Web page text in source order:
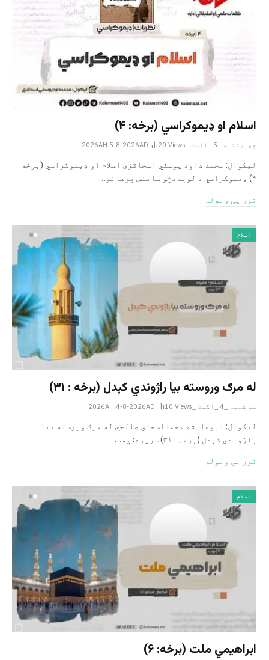
اسلام او ډیموکراسي (برخه: ۴)
چهارشنبه _5 _اگست _2026AH 5-8-2026AD 20 Views
لیکوال: محمد داود یوسفي اسحاقزی اسلام او ډیموکراسي (برخه:
۴) ډیموکراسي د لوېدیځو ساینس پوهانو…
نور یی ولوله
اسلام
له مرګ وروسته بیا راژوندي کېدل (برخه : ۳۱)
سه شنبه _4 _اگست _2026AH 4-8-2026AD 10 Views
لیکوال: ابوعایشه محمداسحاق صالحي له مرګ وروسته بیا
راژوندي کېدل (برخه : ۳۱) سریزه: په…
نور یی ولوله
اسلام
ابراهيمي ملت (برخه: ۶)